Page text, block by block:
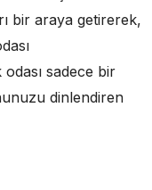
bir araya getirerek,
sadece bir
dinlendiren